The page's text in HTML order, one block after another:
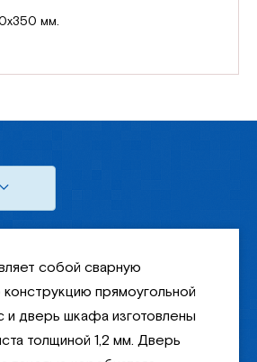
мм.
собой сварную
прямоугольной
дверь шкафа изготовлены
толщиной 1,2 мм. Дверь